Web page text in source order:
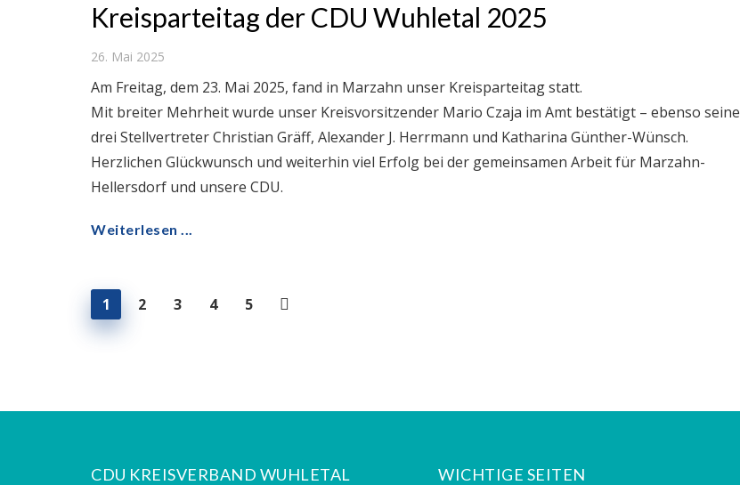
Kreisparteitag der CDU Wuhletal 2025
26. Mai 2025
Am Freitag, dem 23. Mai 2025, fand in Marzahn unser Kreisparteitag statt.
Mit breiter Mehrheit wurde unser Kreisvorsitzender Mario Czaja im Amt bestätigt – ebenso seine
drei Stellvertreter Christian Gräff, Alexander J. Herrmann und Katharina Günther-Wünsch.
Herzlichen Glückwunsch und weiterhin viel Erfolg bei der gemeinsamen Arbeit für Marzahn-
Hellersdorf und unsere CDU.
Weiterlesen ...
1 2 3 4 5
CDU KREISVERBAND WUHLETAL WICHTIGE SEITEN